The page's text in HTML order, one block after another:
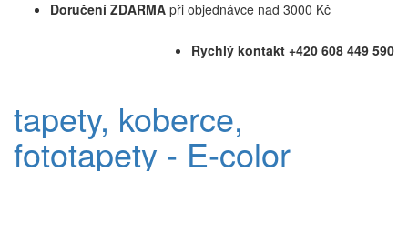
Doručení ZDARMA při objednávce nad 3000 Kč
Rychlý kontakt +420 608 449 590
tapety, koberce,
fototapety - E-color